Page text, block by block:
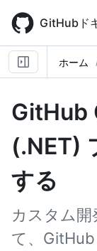
main
content
GitHubド
ホーム
GitHub
(.NET)
する
カスタム開
て、